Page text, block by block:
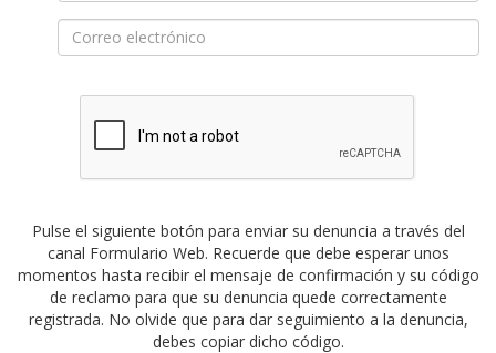
Pulse el siguiente botón para enviar su denuncia a través del
canal Formulario Web. Recuerde que debe esperar unos
momentos hasta recibir el mensaje de confirmación y su código
de reclamo para que su denuncia quede correctamente
registrada. No olvide que para dar seguimiento a la denuncia,
debes copiar dicho código.